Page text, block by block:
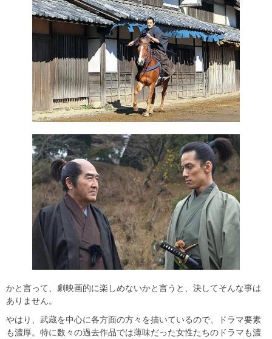
かと言って、劇映画的に楽しめないかと言うと、決してそんな事は
ありません。
やはり、武蔵を中心に各方面の方々を描いているので、ドラマ要素
も濃厚。特に数々の過去作品では薄味だった女性たちのドラマも濃